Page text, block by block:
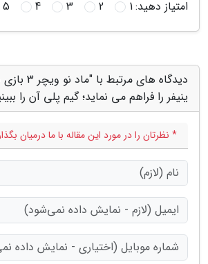
امتیاز دهید:1
2
3
4
5
دیدگاه های
ینیفر را فراهم می نماید؛ گیم پلی آن را
* نظرتان را در مورد این مقاله با ما درمیان